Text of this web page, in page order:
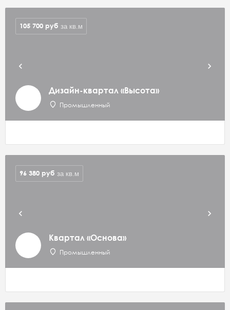
Дизайн-квартал «Высота»
Промышленный
105 700 руб за кв.м
Квартал «Основа»
Промышленный
96 380 руб за кв.м